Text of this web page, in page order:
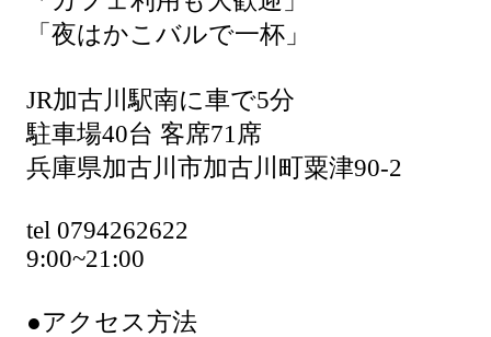
「夜はかこバルで一杯」
JR加古川駅南に車で5分
駐車場40台 客席71席
兵庫県加古川市加古川町粟津90-2
tel 0794262622
9:00~21:00
●アクセス方法